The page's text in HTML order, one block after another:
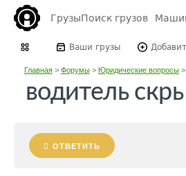
ГрузыПоиск грузов
Ваши грузы
Главная> Форумы> Юридические вопросы>
водитель
ОТВЕТИТЬ